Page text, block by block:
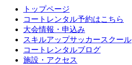
トップページ
コートレンタル予約はこちら
大会情報・申込み
スキルアップサッカースクール
コートレンタルブログ
施設・アクセス